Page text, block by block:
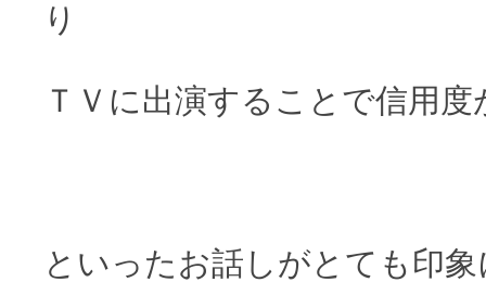
り
ＴＶに出演することで信用
といったお話しがとても印